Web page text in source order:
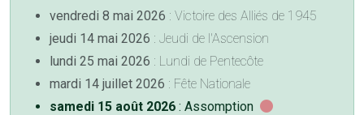
vendredi 8 mai 2026 : Victoire des Alliés de 1945
jeudi 14 mai 2026 : Jeudi de l'Ascension
lundi 25 mai 2026 : Lundi de Pentecôte
mardi 14 juillet 2026 : Fête Nationale
samedi 15 août 2026 : Assomption